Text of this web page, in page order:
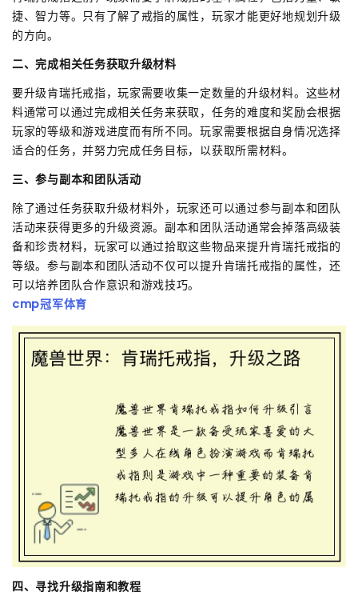
捷、智力等。只有了解了戒指的属性，玩家才能更好地规划升级
的方向。
二、完成相关任务获取升级材料
要升级肯瑞托戒指，玩家需要收集一定数量的升级材料。这些材
料通常可以通过完成相关任务来获取，任务的难度和奖励会根据
玩家的等级和游戏进度而有所不同。玩家需要根据自身情况选择
适合的任务，并努力完成任务目标，以获取所需材料。
三、参与副本和团队活动
除了通过任务获取升级材料外，玩家还可以通过参与副本和团队
活动来获得更多的升级资源。副本和团队活动通常会掉落高级装
备和珍贵材料，玩家可以通过拾取这些物品来提升肯瑞托戒指的
等级。参与副本和团队活动不仅可以提升肯瑞托戒指的属性，还
可以培养团队合作意识和游戏技巧。
cmp冠军体育
四、寻找升级指南和教程